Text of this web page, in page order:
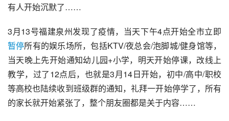
有人开始沉默了……
3月13号福建泉州发现了疫情，当天下午4点开始全市立即
暂停所有的娱乐场所，包括KTV/夜总会/泡脚城/健身馆等，
当天晚上先开始通知幼儿园+小学，明天开始停课，改线上
教学，过了12点后，也就是3月14日开始，初中/高中/职校
等高校也陆续收到班级群的通知，礼拜一开始停学了，所有
的家长就开始紧张了，整个朋友圈都是关于内容……